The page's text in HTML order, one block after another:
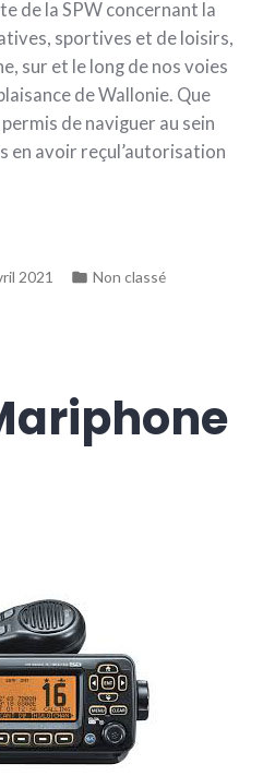
de la SPW concernant la
sportives et de loisirs,
sur et le long de nos voies
de Wallonie. Que
de naviguer au sein
en avoir reçul’autorisation
2021
Publié
Non classé